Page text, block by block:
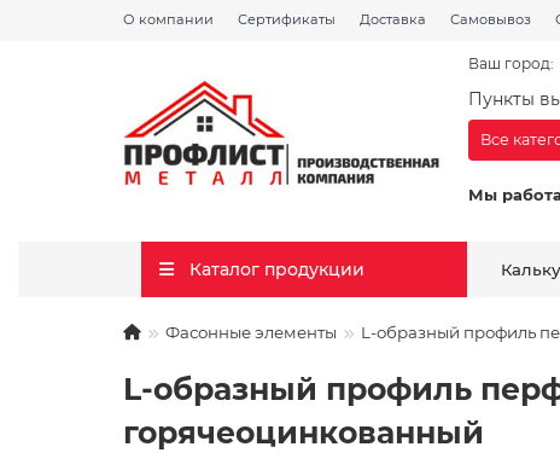
О компании Сертификаты Доставка Самовывоз
Ваш город:
Пункты
Мы
Все
Каталог продукции
Фасонные элементы L-образный профиль
L-образный профиль
горячеоцинкованный